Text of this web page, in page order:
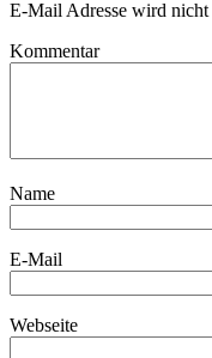
E-Mail Adresse wird
Kommentar
Name
E-Mail
Webseite